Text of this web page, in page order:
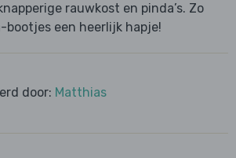
rauwkost en pinda’s. Zo
bootjes een heerlijk hapje!
door: Matthias